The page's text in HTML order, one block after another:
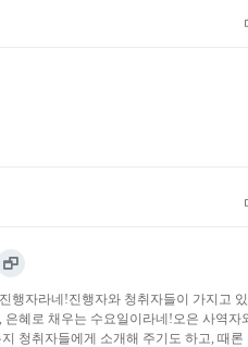
행자라네!진행자와 청취자들이 가지고
혜로 채우는 수요일이라네!오은 사역자
청취자들에게 소개해 주기도 하고, 때론